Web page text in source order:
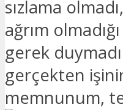
sızlama
ağrım
gerek
gerçekten
memnunum,